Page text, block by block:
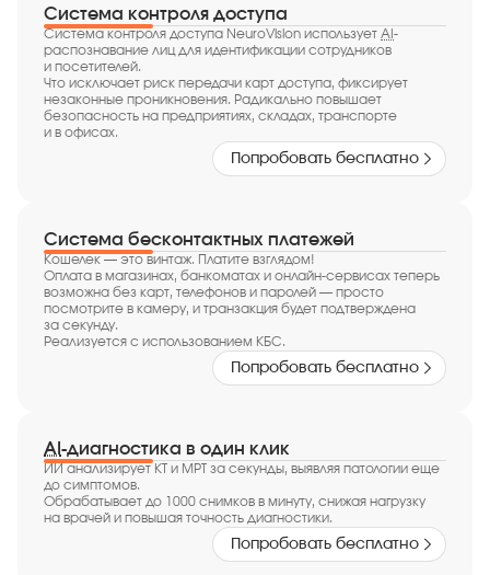
Система контроля доступа
Система контроля доступа NeuroVision использует AI -
распознавание лиц для идентификации сотрудников
и посетителей.
Что исключает риск передачи карт доступа, фиксирует
незаконные проникновения. Радикально повышает
безопасность на предприятиях, складах, транспорте
и в офисах.
Попробовать бесплатно
Система бесконтактных платежей
Кошелек — это винтаж. Платите взглядом!
Оплата в магазинах, банкоматах и онлайн-сервисах теперь
возможна без карт, телефонов и паролей — просто
посмотрите в камеру, и транзакция будет подтверждена
за секунду.
Реализуется с использованием КБС.
Попробовать бесплатно
AI -диагностика в один клик
ИИ анализирует КТ и МРТ за секунды, выявляя патологии еще
до симптомов.
Обрабатывает до 1000 снимков в минуту, снижая нагрузку
на врачей и повышая точность диагностики.
Попробовать бесплатно